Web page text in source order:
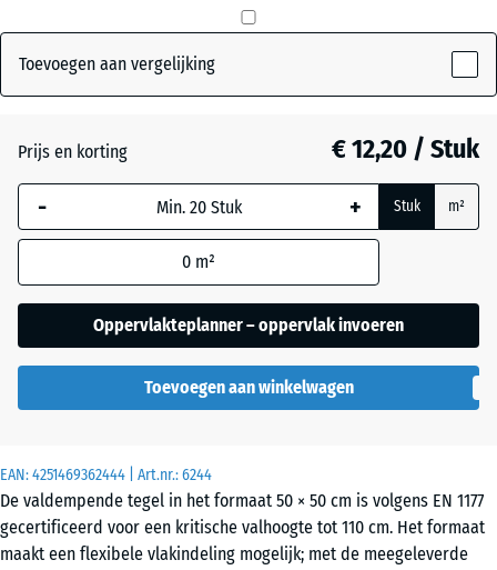
EAN:4251469362444 | Art.nr.:6244
De valdempende tegel in het formaat 50 × 50 cm is volgens EN 1177
gecertificeerd voor een kritische valhoogte tot 110 cm. Het formaat
maakt een flexibele vlakindeling mogelijk; met de meegeleverde
(active)
Baksteenrood - € 2,70
Grasgroen - € 1,80
Leisteengrijs
Toevoegen aan vergelijking
Prijs en korting € 12,20 / Stuk
- + Stuk m²
0 m²
Oppervlakteplanner – oppervlak invoeren
Toevoegen aan winkelwagen